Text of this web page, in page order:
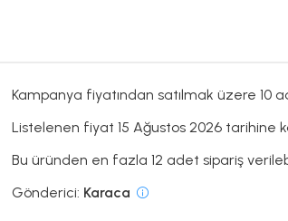
Kampanya fiyatından satılmak üzere 10
Listelenen fiyat 15 Ağustos 2026 tarihine
Bu üründen en fazla 12 adet sipariş
Gönderici: Karaca